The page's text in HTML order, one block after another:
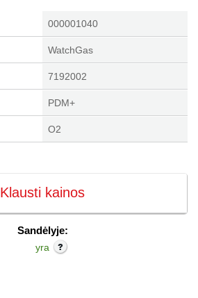
000001040
WatchGas
7192002
PDM+
O2
Klausti kainos
Sandėlyje:
yra